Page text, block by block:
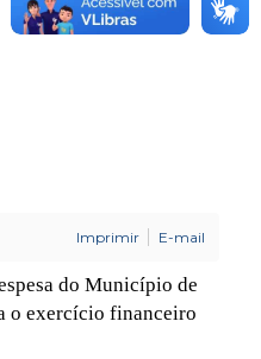
Imprimir E-mail
do Município de
o exercício financeiro